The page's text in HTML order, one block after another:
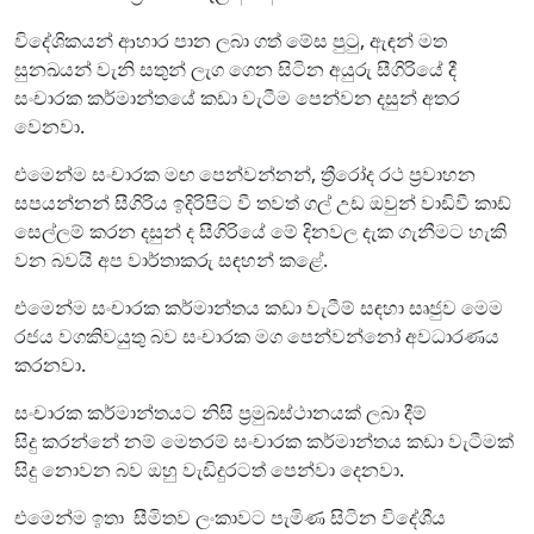
විදේශිකයන් ආහාර පාන ලබා ගත් මේස පුටු, ඇඳන් මත
සුනඛයන් වැනි සතුන් ලැග ගෙන සිටින අයුරු සීගිරියේ දී
සංචාරක කර්මාන්තයේ කඩා වැටීම පෙන්වන දසුන් අතර
වෙනවා.
එමෙන්ම සංචාරක මඟ පෙන්වන්නන්, ත්‍රීරෝද රථ ප්‍රවාහන
සපයන්නන් සීගිරිය ඉදිරිපිට වී තවත් ගල් උඩ ඔවුන් වාඩිවී කාඩ්
සෙල්ලම් කරන දසුන් ද සීගිරියේ මේ දිනවල දැක ගැනීමට හැකි
වන බවයි අප වාර්තාකරු සඳහන් කළේ.
එමෙන්ම සංචාරක කර්මාන්තය කඩා වැටීම් සඳහා සෘජුව මෙම
රජය වගකිවයුතු බව සංචාරක මග පෙන්වන්නෝ අවධාරණය
කරනවා.
සංචාරක කර්මාන්තයට නිසි ප්‍රමුඛස්ථානයක් ලබා දීම්
සිදු කරන්නේ නම් මෙතරම් සංචාරක කර්මාන්තය කඩා වැටීමක්
සිදු නොවන බව ඔහු වැඩිදුරටත් පෙන්වා දෙනවා.
එමෙන්ම ඉතා සීමිතව ලංකාවට පැමිණ සිටින විදේශීය